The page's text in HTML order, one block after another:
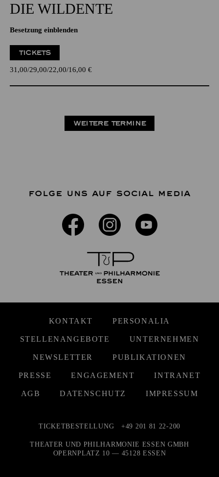
DIE WILDENTE
Besetzung einblenden
TICKETS
31,00 29,00 22,00 16,00 €
WEITERE TERMINE
FOLGE UNS AUF SOCIAL MEDIA
KONTAKT PERSONALIA
STELLENANGEBOTE UNTERNEHMEN
NEWSLETTER PUBLIKATIONEN
PRESSE ENGAGEMENT INTRANET
AGB DATENSCHUTZ IMPRESSUM
TICKETBESTELLUNG +49 201 81 22-200
THEATER UND PHILHARMONIE ESSEN GMBH
OPERNPLATZ 10 — 45128 ESSEN